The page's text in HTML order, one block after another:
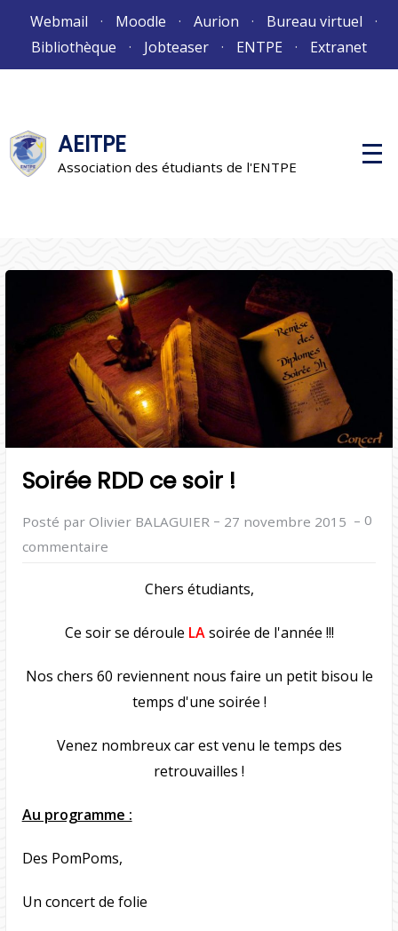
Webmail Moodle Aurion
Bureau virtuel
Bibliothèque
Jobteaser ENTPE Extranet
AEITPE
Association des étudiants de l'ENTPE
M
e
Soirée RDD ce soir !
Posté par Olivier BALAGUIER – 27 novembre 2015 – 0
commentaire
Chers étudiants,
Ce soir se déroule LAsoirée de l'année !!!
Nos chers 60 reviennent nous faire un petit bisou le
temps d'une soirée !
Venez nombreux car est venu le temps des
retrouvailles !
Au programme :
Des PomPoms,
Un concert de folie